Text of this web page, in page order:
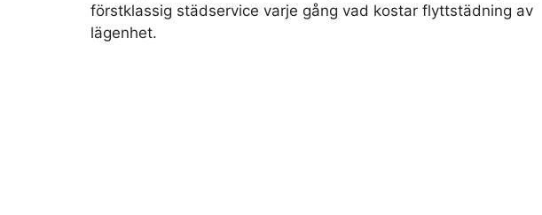
förstklassig städservice varje gång vad kostar flyttstädning av
lägenhet.